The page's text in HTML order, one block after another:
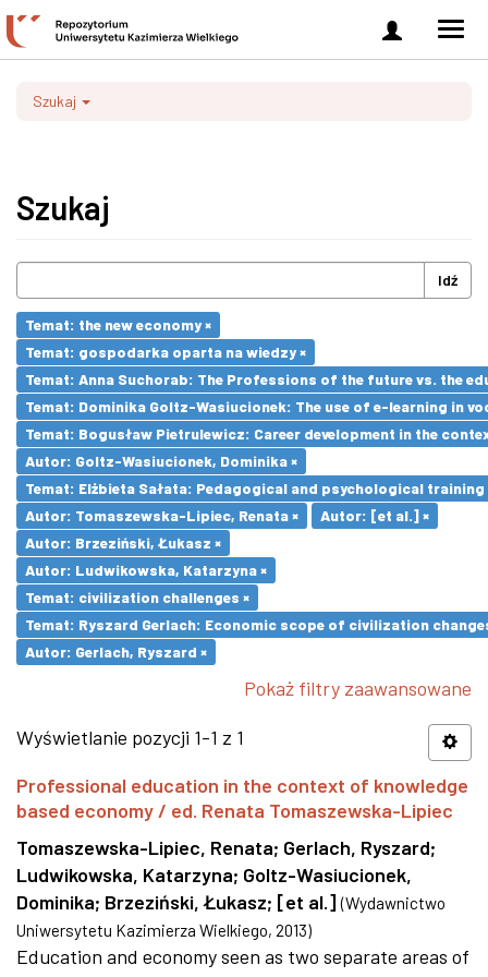
Zaloguj
się
Szukaj
Szukaj
Idź
Temat: the new economy ×
Temat: gospodarka oparta na wiedzy ×
Temat: Anna Suchorab: The Professions of the future vs. the
Temat: Dominika Goltz-Wasiucionek: The use of e-learning in
Temat: Bogusław Pietrulewicz: Career development in the
Autor: Goltz-Wasiucionek, Dominika ×
Temat: Elżbieta Sałata: Pedagogical and psychological
Autor: Tomaszewska-Lipiec, Renata ×
Autor: [et al.] ×
Autor: Brzeziński, Łukasz ×
Autor: Ludwikowska, Katarzyna ×
Temat: civilization challenges ×
Temat: Ryszard Gerlach: Economic scope of civilization
Autor: Gerlach, Ryszard ×
Pokaż filtry zaawansowane
Wyświetlanie pozycji 1-1 z 1
Professional education in the context of knowledge
based economy / ed. Renata Tomaszewska-Lipiec
Tomaszewska-Lipiec, Renata; Gerlach, Ryszard;
Ludwikowska, Katarzyna; Goltz-Wasiucionek,
Dominika; Brzeziński, Łukasz; [et al.] (Wydawnictwo
Uniwersytetu Kazimierza Wielkiego, 2013)
Education and economy seen as two separate areas of